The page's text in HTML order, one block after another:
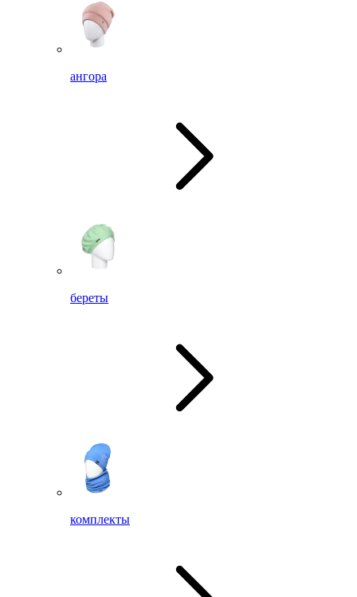
ангора
береты
комплекты